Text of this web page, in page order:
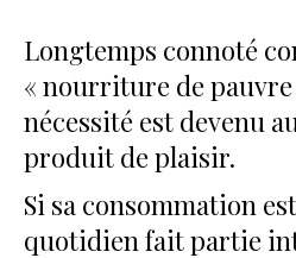
Longtemps connoté
« nourriture de
nécessité est devenu
produit de plaisir.
Si sa consommation
quotidien fait partie